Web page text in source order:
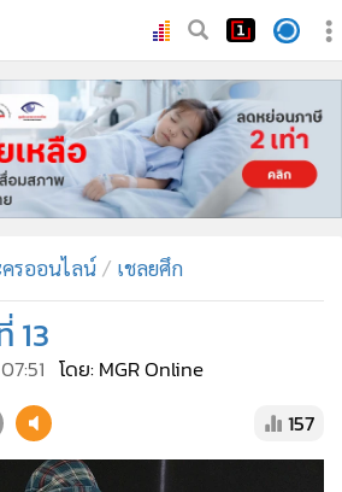
รออนไลน์ เชลยศึก
13
โดย: MGR Online
157